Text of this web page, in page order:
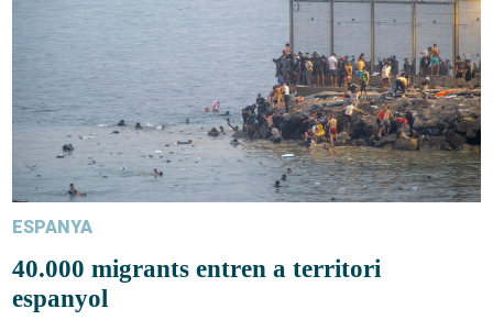
ESPANYA
40.000 migrants entren a territori
espanyol